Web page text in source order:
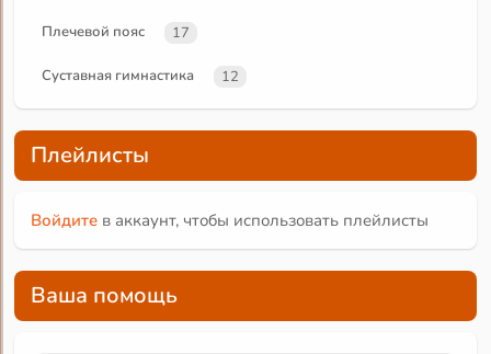
Плечевой пояс 17
Суставная гимнастика 12
Плейлисты
Войдите в аккаунт, чтобы использовать плейлисты
Ваша помощь